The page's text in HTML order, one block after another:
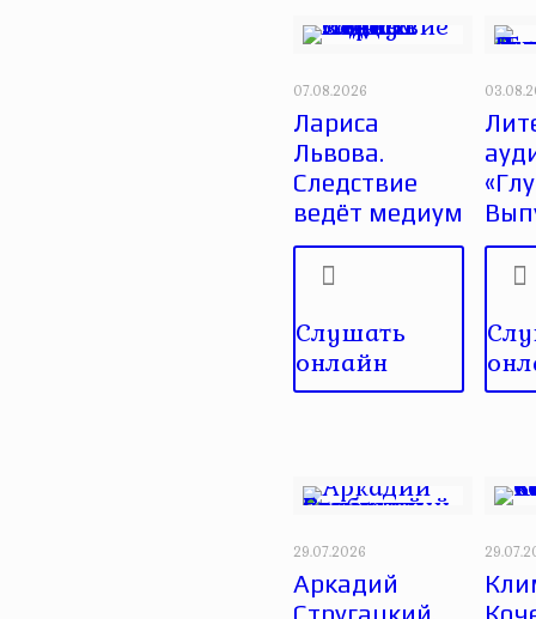
07.08.2026
Лариса
Львова.
Следствие
ведёт медиум
Слушать
онлайн
29.07.2026
Аркадий